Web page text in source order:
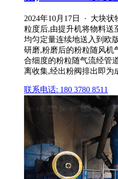
2024年10月17日 · 大块
粒度后,由提升机将物料送
均匀定量连续地送入到欧
研磨,粉磨后的粉粒随风机
合细度的粉粒随气流经管
离收集,经出粉阀排出即为
联系电话: 180 3780 8511